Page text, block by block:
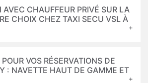
AVEC CHAUFFEUR PRIVÉ SUR LA
CHOIX CHEZ TAXI SECU VSL À
VOS RÉSERVATIONS DE
: NAVETTE HAUT DE GAMME ET